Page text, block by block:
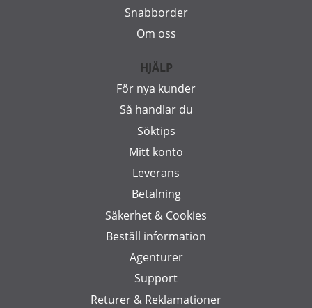
Snabborder
Om oss
HJÄLP
För nya kunder
Så handlar du
Söktips
Mitt konto
Leverans
Betalning
Säkerhet & Cookies
Beställ information
Agenturer
Support
Returer & Reklamationer